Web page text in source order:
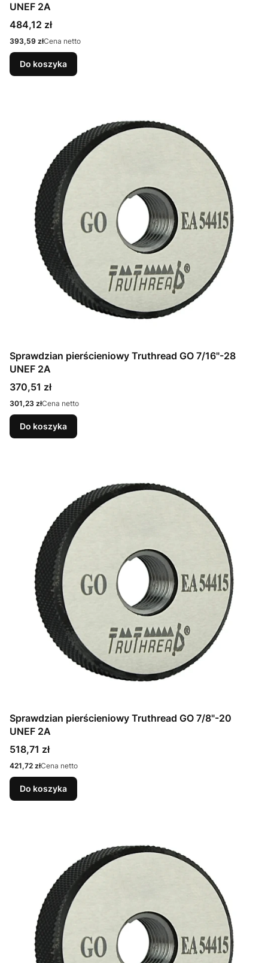
UNEF 2A
Cena
484,12 zł
Cena
393,59 złCena netto
Do koszyka
Sprawdzian pierścieniowy Truthread GO 7/16"-28
UNEF 2A
Cena
370,51 zł
Cena
301,23 złCena netto
Do koszyka
Sprawdzian pierścieniowy Truthread GO 7/8"-20
UNEF 2A
Cena
518,71 zł
Cena
421,72 złCena netto
Do koszyka